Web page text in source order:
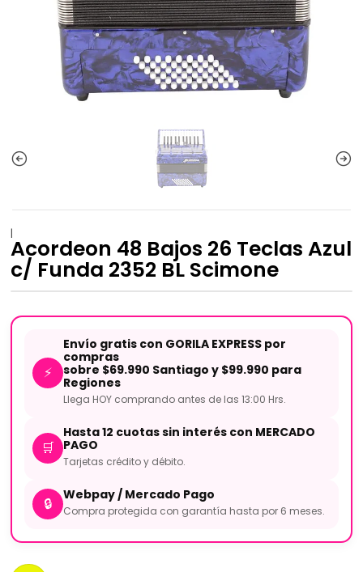
|
Acordeon 48 Bajos 26 Teclas Azul
c/ Funda 2352 BL Scimone
⚡
Envío gratis con GORILA EXPRESS por
compras
sobre $69.990 Santiago y $99.990 para
Regiones
Llega HOY comprando antes de las 13:00 Hrs.
🛒
Hasta 12 cuotas sin interés con MERCADO
PAGO
Tarjetas crédito y débito.
🔒
Webpay / Mercado Pago
Compra protegida con garantía hasta por 6 meses.